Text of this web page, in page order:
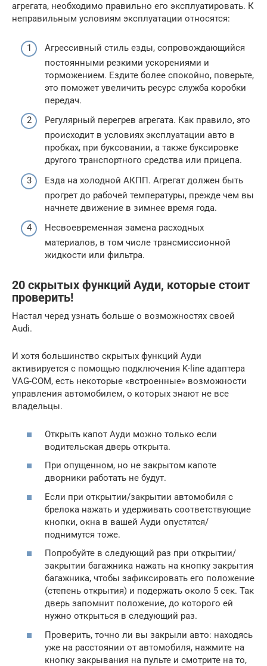
агрегата, необходимо правильно его эксплуатировать. К
неправильным условиям эксплуатации относятся:
Агрессивный стиль езды, сопровождающийся
постоянными резкими ускорениями и
торможением. Ездите более спокойно, поверьте,
это поможет увеличить ресурс служба коробки
передач.
Регулярный перегрев агрегата. Как правило, это
происходит в условиях эксплуатации авто в
пробках, при буксовании, а также буксировке
другого транспортного средства или прицепа.
Езда на холодной АКПП. Агрегат должен быть
прогрет до рабочей температуры, прежде чем вы
начнете движение в зимнее время года.
Несвоевременная замена расходных
материалов, в том числе трансмиссионной
жидкости или фильтра.
20 скрытых функций Ауди, которые стоит
проверить!
Настал черед узнать больше о возможностях своей
Audi.
И хотя большинство скрытых функций Ауди
активируется с помощью подключения K-line адаптера
VAG-COM, есть некоторые «встроенные» возможности
управления автомобилем, о которых знают не все
владельцы.
Открыть капот Ауди можно только если
водительская дверь открыта.
При опущенном, но не закрытом капоте
дворники работать не будут.
Если при открытии/закрытии автомобиля с
брелока нажать и удерживать соответствующие
кнопки, окна в вашей Ауди опустятся/
поднимутся тоже.
Попробуйте в следующий раз при открытии/
закрытии багажника нажать на кнопку закрытия
багажника, чтобы зафиксировать его положение
(степень открытия) и подержать около 5 сек. Так
дверь запомнит положение, до которого ей
нужно открыться в следующий раз.
Проверить, точно ли вы закрыли авто: находясь
уже на расстоянии от автомобиля, нажмите на
кнопку закрывания на пульте и смотрите на то,